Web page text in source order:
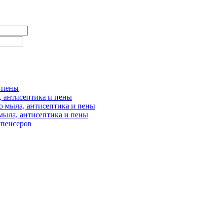
пены
антисептика и пены
мыла, антисептика и пены
антисептика и пены